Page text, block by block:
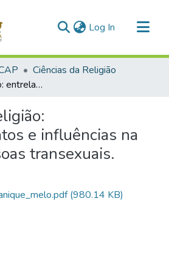
Log In (current)
Ciências da Religião
Educação e religião: entrelaçamentos e influências na vida das pessoas transexuais.
e influências na
transexuais.
(980.14 KB)